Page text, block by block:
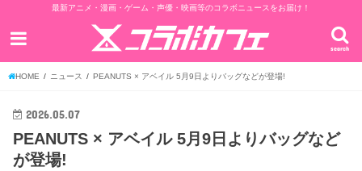
最新アニメ・漫画・ゲーム・声優・映画等のコラボニュースをお届け！
search
HOME ニュース PEANUTS × アベイル 5月9日よりバッグなどが登場!
2026.05.07
PEANUTS × アベイル 5月9日よりバッグなど
が登場!